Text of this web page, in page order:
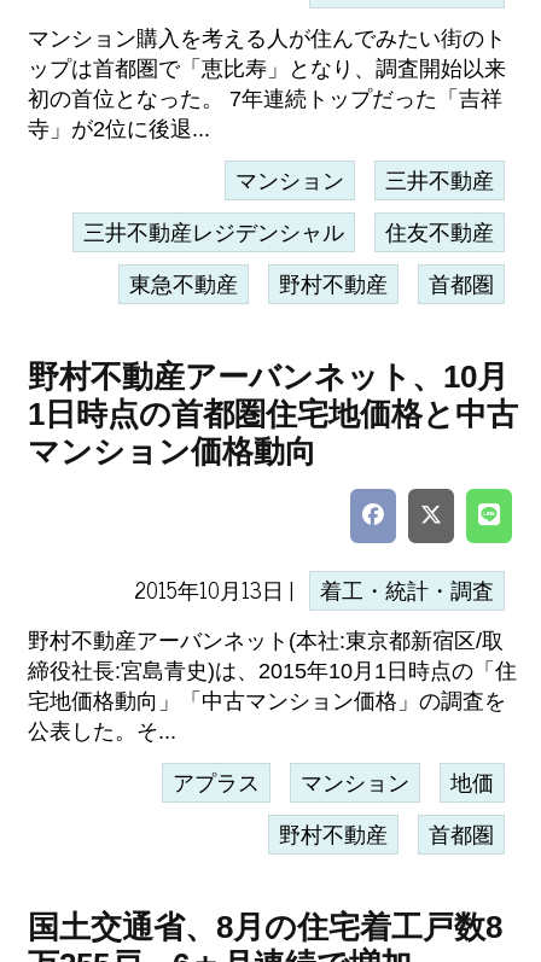
マンション購入を考える人が住んでみたい街のト
ップは首都圏で「恵比寿」となり、調査開始以来
初の首位となった。 7年連続トップだった「吉祥
寺」が2位に後退...
マンション 三井不動産
三井不動産レジデンシャル 住友不動産
東急不動産 野村不動産 首都圏
野村不動産アーバンネット、10月
1日時点の首都圏住宅地価格と中古
マンション価格動向
2015年10月13日 | 着工・統計・調査
野村不動産アーバンネット(本社:東京都新宿区/取
締役社長:宮島青史)は、2015年10月1日時点の「住
宅地価格動向」「中古マンション価格」の調査を
公表した。そ...
アプラス マンション 地価
野村不動産 首都圏
国土交通省、8月の住宅着工戸数8